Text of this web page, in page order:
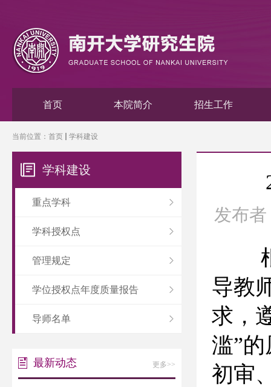
首页 本院简介 招生工作
当前位置： 首页 学科建设
学科建设
重点学科
学科授权点
管理规定
学位授权点年度质量报告
导师名单
最新动态 更多>>
发布
导教
求，
滥”的
初审